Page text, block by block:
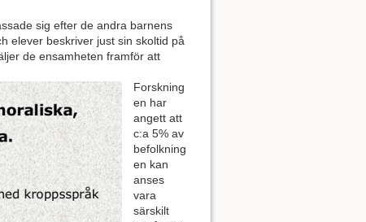
sig efter de andra barnens
elever beskriver just sin skoltid på
de ensamheten framför att
Forskning
en har
angett att
c:a 5% av
befolkning
en kan
anses
vara
särskilt